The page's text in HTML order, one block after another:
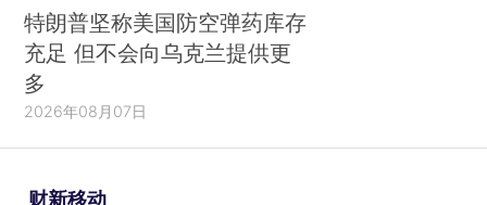
特朗普坚称美国防空弹药库存
充足 但不会向乌克兰提供更
多
2026年08月07日
财新移动